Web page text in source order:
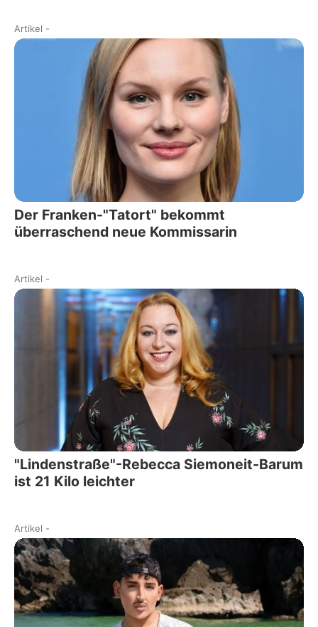
Artikel -
Der Franken-"Tatort" bekommt
überraschend neue Kommissarin
Artikel -
"Lindenstraße"-Rebecca Siemoneit-Barum
ist 21 Kilo leichter
Artikel -